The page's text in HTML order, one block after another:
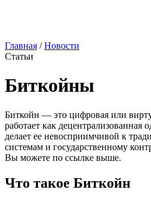
Главная /Новости
Статьи
Биткойны
Биткойн — это цифровая или
работает как децентрализованная
делает ее невосприимчивой к
системам и государственному
Вы можете по ссылке выше.
Что такое Биткойн